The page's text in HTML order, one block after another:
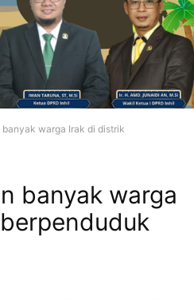
warga Irak di distrik
banyak warga